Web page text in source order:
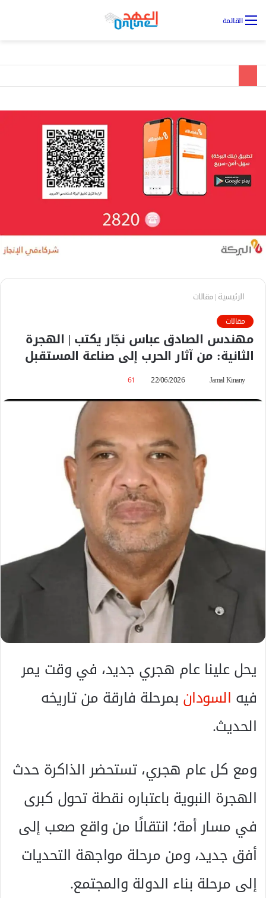
القائمة
الرئيسية|مقالات
مقالات
مهندس الصادق عباس نجّار يكتب | الهجرة
الثانية: من آثار الحرب إلى صناعة المستقبل
Jamal Kinany
ر
ي
د
ا
إ
ك
22/06/2026
61
يحل علينا عام هجري جديد، في وقت يمر
فيه السودانبمرحلة فارقة من تاريخه
الحديث.
ومع كل عام هجري، تستحضر الذاكرة حدث
الهجرة النبوية باعتباره نقطة تحول كبرى
في مسار أمة؛ انتقالًا من واقع صعب إلى
أفق جديد، ومن مرحلة مواجهة التحديات
إلى مرحلة بناء الدولة والمجتمع.